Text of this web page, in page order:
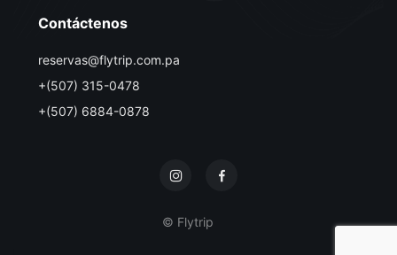
Contáctenos
reservas@flytrip.com.pa
+(507) 315-0478
+(507) 6884-0878
© Flytrip